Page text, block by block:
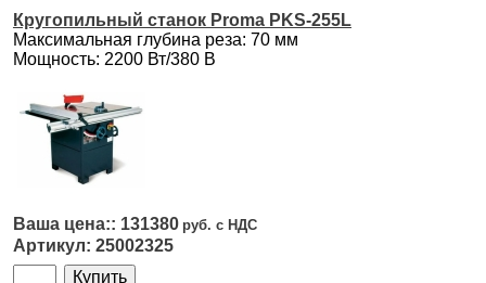
Кругопильный станок Proma PKS-255L
Максимальная глубина реза: 70 мм
Мощность: 2200 Вт/380 В
131380
25002325